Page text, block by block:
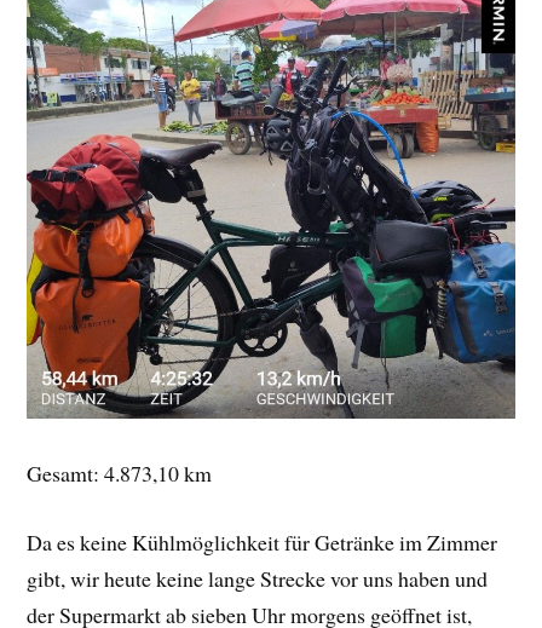
Gesamt: 4.873,10 km
Da es keine Kühlmöglichkeit für Getränke im Zimmer
gibt, wir heute keine lange Strecke vor uns haben und
der Supermarkt ab sieben Uhr morgens geöffnet ist,